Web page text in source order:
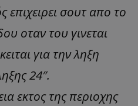
επιχειρει σουτ απο το
οταν του γινεται
για την ληξη
24″.
εκτος της περιοχης